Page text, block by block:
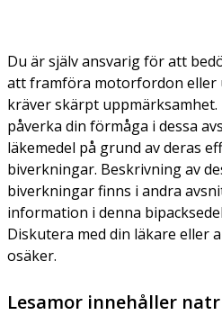
Du är själv ansvarig för att
att framföra motorfordon eller
kräver skärpt
påverka din förmåga i dessa
läkemedel på grund av deras
biverkningar. Beskrivning av
biverkningar finns i andra
information i denna
Diskutera med din läkare eller
osäker.
Lesamor innehåller